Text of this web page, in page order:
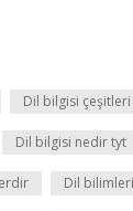
Dil bilgisi
Dil bilgisi nedir tyt
Dil